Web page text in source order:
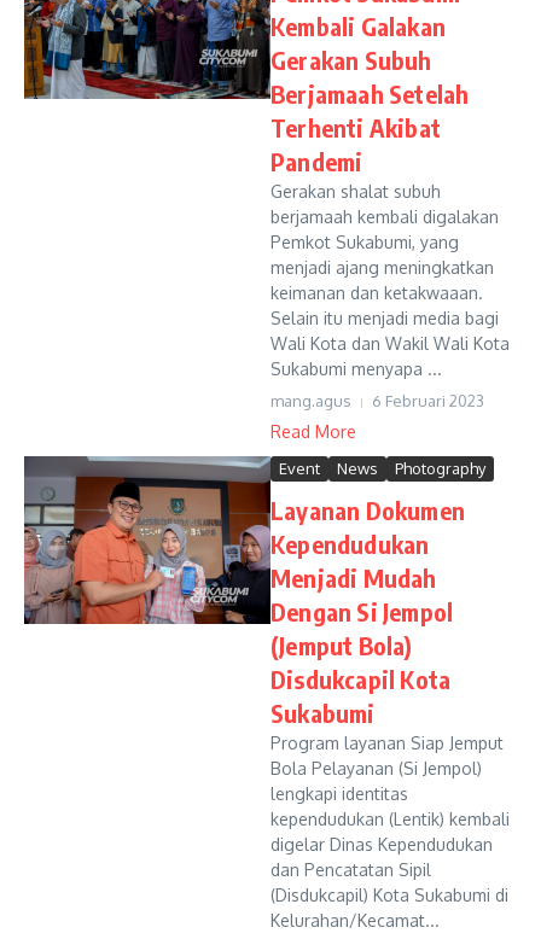
Kembali Galakan
Gerakan Subuh
Berjamaah Setelah
Terhenti Akibat
Pandemi
Gerakan shalat subuh
berjamaah kembali digalakan
Pemkot Sukabumi, yang
menjadi ajang meningkatkan
keimanan dan ketakwaaan.
Selain itu menjadi media bagi
Wali Kota dan Wakil Wali Kota
Sukabumi menyapa ...
mang.agus 6 Februari 2023
Read More
Event News Photography
Layanan Dokumen
Kependudukan
Menjadi Mudah
Dengan Si Jempol
(Jemput Bola)
Disdukcapil Kota
Sukabumi
Program layanan Siap Jemput
Bola Pelayanan (Si Jempol)
lengkapi identitas
kependudukan (Lentik) kembali
digelar Dinas Kependudukan
dan Pencatatan Sipil
(Disdukcapil) Kota Sukabumi di
Kelurahan/Kecamat...